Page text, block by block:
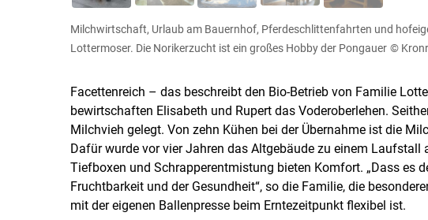
Milchwirtschaft, Urlaub am Bauernhof, Pferdeschlittenfahrten und
Lottermoser. Die Norikerzucht ist ein großes Hobby der Pongauer ©
Facettenreich – das beschreibt den Bio-Betrieb von Familie
bewirtschaften Elisabeth und Rupert das Voderoberlehen.
Milchvieh gelegt. Von zehn Kühen bei der Übernahme ist die
Dafür wurde vor vier Jahren das Altgebäude zu einem Laufstall
Tiefboxen und Schrapperentmistung bieten Komfort. „Dass es
Fruchtbarkeit und der Gesundheit“, so die Familie, die
mit der eigenen Ballenpresse beim Erntezeitpunkt flexibel ist.